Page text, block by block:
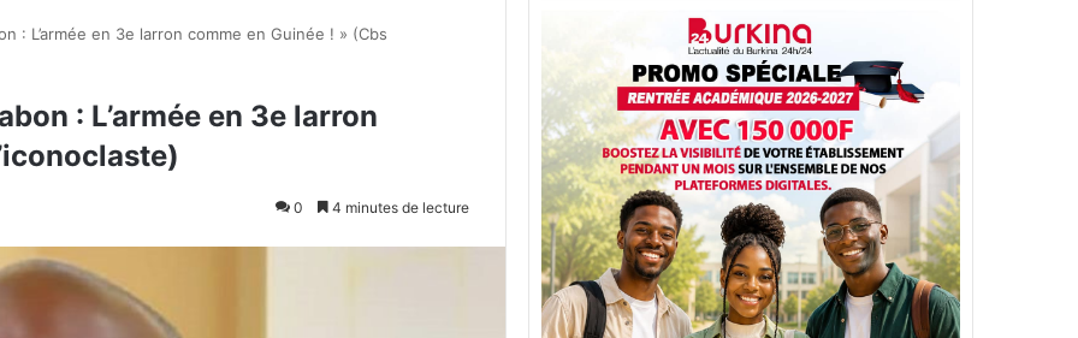
: L’armée en 3e larron comme en Guinée ! » (Cbs
: L’armée en 3e larron
0 4 minutes de lecture